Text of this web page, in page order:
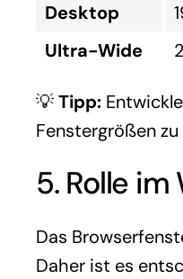
Desktop
Ultra-Wide
💡Tipp:
Fenstergrößen
5. Rolle
Das
Daher ist es